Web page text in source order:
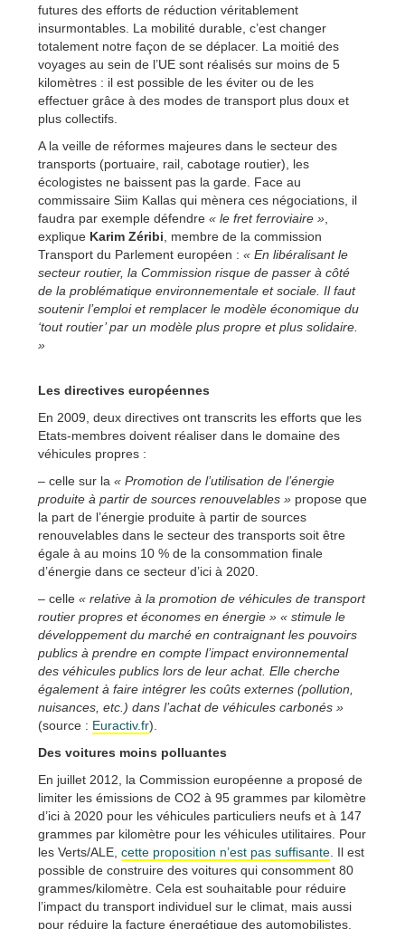
futures des efforts de réduction véritablement
insurmontables. La mobilité durable, c’est changer
totalement notre façon de se déplacer. La moitié des
voyages au sein de l’UE sont réalisés sur moins de 5
kilomètres : il est possible de les éviter ou de les
effectuer grâce à des modes de transport plus doux et
plus collectifs.
A la veille de réformes majeures dans le secteur des
transports (portuaire, rail, cabotage routier), les
écologistes ne baissent pas la garde. Face au
commissaire Siim Kallas qui mènera ces négociations, il
faudra par exemple défendre « le fret ferroviaire »
explique Karim Zéribi , membre de la commission
Transport du Parlement européen : « En libéralisant le
secteur routier, la Commission risque de passer à côté
de la problématique environnementale et sociale. Il faut
soutenir l’emploi et remplacer le modèle économique du
‘tout routier’ par un modèle plus propre et plus solidaire.
»
Les directives européennes
En 2009, deux directives ont transcrits les efforts que les
Etats-membres doivent réaliser dans le domaine des
véhicules propres :
– celle sur la « Promotion de l’utilisation de l’énergie
produite à partir de sources renouvelables » propose que
la part de l’énergie produite à partir de sources
renouvelables dans le secteur des transports soit être
égale à au moins 10 % de la consommation finale
d’énergie dans ce secteur d’ici à 2020.
– celle « relative à la promotion de véhicules de transport
routier propres et économes en énergie » « stimule le
développement du marché en contraignant les pouvoirs
publics à prendre en compte l’impact environnemental
des véhicules publics lors de leur achat. Elle cherche
également à faire intégrer les coûts externes (pollution,
nuisances, etc.) dans l’achat de véhicules carbonés »
(source : Euractiv.fr).
Des voitures moins polluantes
En juillet 2012, la Commission européenne a proposé de
limiter les émissions de CO2 à 95 grammes par kilomètre
d’ici à 2020 pour les véhicules particuliers neufs et à 147
grammes par kilomètre pour les véhicules utilitaires. Pour
les Verts/ALE, cette proposition n’est pas suffisante . Il est
possible de construire des voitures qui consomment 80
grammes/kilomètre. Cela est souhaitable pour réduire
l’impact du transport individuel sur le climat, mais aussi
pour réduire la facture énergétique des automobilistes.